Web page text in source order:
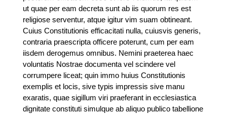
ut quae per eam decreta sunt ab iis quorum res est
religiose serventur, atque igitur vim suam obtineant.
Cuius Constitutionis efficacitati nulla, cuiusvis generis,
contraria praescripta officere poterunt, cum per eam
iisdem derogemus omnibus. Nemini praeterea haec
voluntatis Nostrae documenta vel scindere vel
corrumpere liceat; quin immo huius Constitutionis
exemplis et locis, sive typis impressis sive manu
exaratis, quae sigillum viri praeferant in ecclesiastica
dignitate constituti simulque ab aliquo publico tabellione